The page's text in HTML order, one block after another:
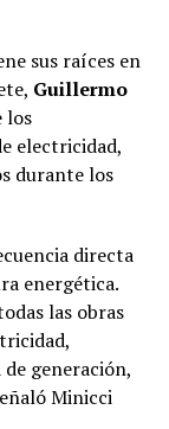
sus raíces en
Guillermo
los
electricidad,
durante los
directa
energética.
las obras
generación,
Minicci